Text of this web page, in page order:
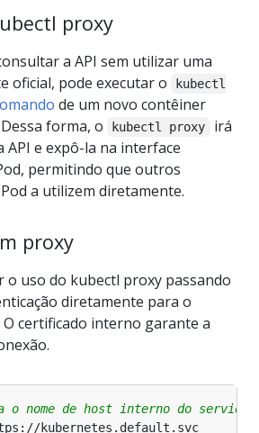
proxy
a API sem utilizar uma
oficial, pode executar o
kubectl
de um novo contêiner
forma, o
kubectl proxy
irá
API e expô-la na interface
permitindo que outros
a utilizem diretamente.
proxy
o uso do kubectl proxy passando
diretamente para o
O certificado interno garante a
o nome de host interno do servidor